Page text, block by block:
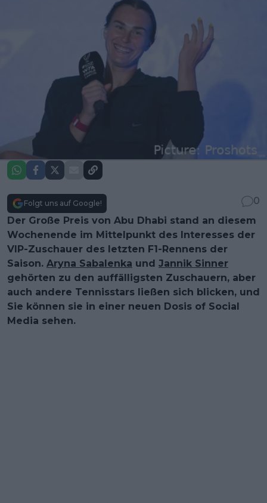
Folgt uns auf Google!
0
Der Große Preis von Abu Dhabi stand an diesem
Wochenende im Mittelpunkt des Interesses der
VIP-Zuschauer des letzten F1-Rennens der
Saison. Aryna Sabalenka und Jannik Sinner
gehörten zu den auffälligsten Zuschauern, aber
auch andere Tennisstars ließen sich blicken, und
Sie können sie in einer neuen Dosis of Social
Media sehen.